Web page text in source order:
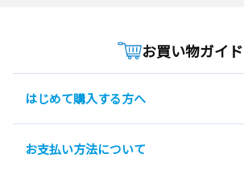
お買い物ガイド
はじめて購入する方へ
お支払い方法について